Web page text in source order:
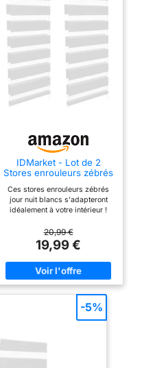
chiffon humide.
et protection
:】 la conception
couches alterne
de tissu
et opaque.
peut être
contrôlée à
ce qui permet
l'éclairage de la
de manière
à
obscure.
modes de
fixer le store
au mur ou à la
à l'aide de vis ou
percer à l'aide de
de serrage,
à son motif élégant
ce store
IDMarket - Lot de 2
Stores enrouleurs zébrés
170 CM Blancs
Ces stores enrouleurs zébrés
jour nuit blancs s'adapteront
idéalement à votre intérieur !
Protection contre le soleil et les
regards indiscrets. Taux
d'ombrage de 50 à 60%.
Intercaler ou superposer 2
bandes selon la luminosité.
Enrouleur plastique. Barre du
bas en acier. Toile en polyester.
Hauteur réglable manuellement.
Montage facile (accessoires
fournis). Utilisation simple.
20,99 €
19,99 €
-5%